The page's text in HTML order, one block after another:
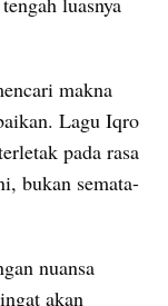
makna
Lagu Iqro
pada rasa
bukan semata-
nuansa
akan